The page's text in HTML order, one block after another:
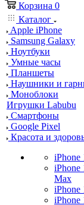
Корзина 0
Каталог
Apple iPhone
Samsung Galaxy
Ноутбуки
Умные часы
Планшеты
Наушники и
Моноблоки
Игрушки Labubu
Смартфоны
Google Pixel
Красота и
iPhone
iPhone
Max
iPhone
iPhone